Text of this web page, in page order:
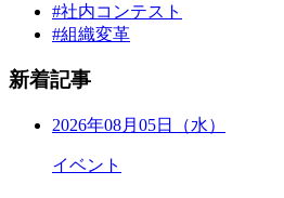
#社内コンテスト
#組織変革
新着記事
2026年08月05日（水）
イベント